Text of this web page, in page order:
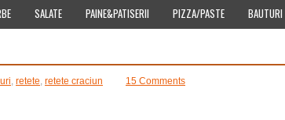
SALATE PAINE&PATISERII PIZZA/PASTE BAUTURI
, retete, retete craciun 15 Comments